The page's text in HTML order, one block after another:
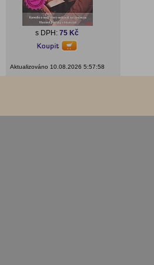
s DPH:75 Kč
Aktualizováno 10.08.2026 5:57:58